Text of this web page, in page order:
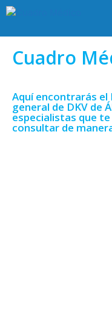
Cuadro
Aquí encontrarás el
general de DKV de
especialistas que
consultar de